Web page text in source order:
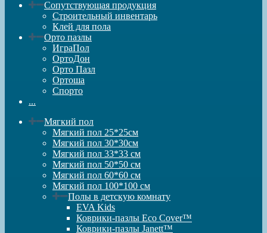
Сопутствующая продукция
Строительный инвентарь
Клей для пола
Орто пазлы
ИграПол
ОртоДон
Орто Пазл
Ортоша
Спорто
...
Мягкий пол
Мягкий пол 25*25см
Мягкий пол 30*30см
Мягкий пол 33*33 см
Мягкий пол 50*50 см
Мягкий пол 60*60 см
Мягкий пол 100*100 см
Полы в детскую комнату
EVA Kids
Коврики-пазлы Eco Cover™
Коврики-пазлы Janett™